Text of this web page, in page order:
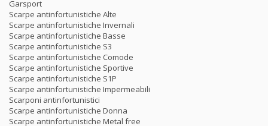
Garsport
Scarpe antinfortunistiche Alte
Scarpe antinfortunistiche Invernali
Scarpe antinfortunistiche Basse
Scarpe antinfortunistiche S3
Scarpe antinfortunistiche Comode
Scarpe antinfortunistiche Sportive
Scarpe antinfortunistiche S1P
Scarpe antinfortunistiche Impermeabili
Scarponi antinfortunistici
Scarpe antinfortunistiche Donna
Scarpe antinfortunistiche Metal free